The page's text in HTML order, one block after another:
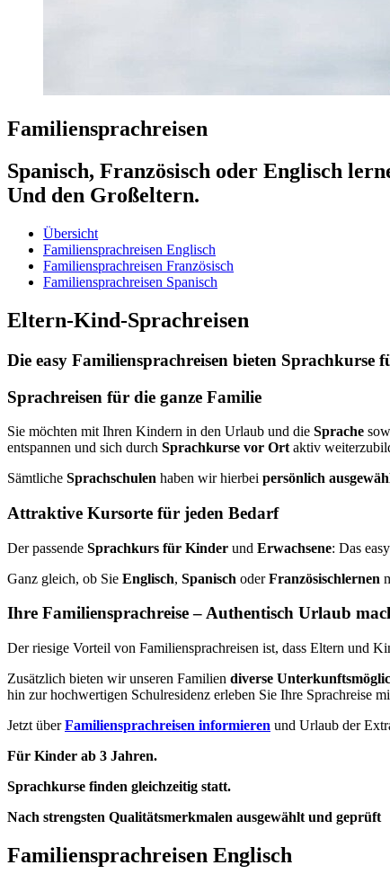
Familiensprachreisen
Spanisch, Französisch oder Englisch
Und den Großeltern.
Übersicht
Familiensprachreisen Englisch
Familiensprachreisen Französisch
Familiensprachreisen Spanisch
Eltern-Kind-Sprachreisen
Die easy Familiensprachreisen bieten
Sprachreisen für die ganze Familie
Sie möchten mit Ihren Kindern in den Urlaub und die Sprache
entspannen und sich durch Sprachkurse vor Ort aktiv
Sämtliche Sprachschulen haben wir hierbei persönlich
Attraktive Kursorte für jeden Bedarf
Der passende Sprachkurs für Kinder und Erwachsene: Das
Ganz gleich, ob Sie Englisch, Spanisch oderFranzösischlernen
Ihre Familiensprachreise – Authentisch Urlaub
Der riesige Vorteil von Familiensprachreisen ist, dass Eltern und
Zusätzlich bieten wir unseren Familien diverse
hin zur hochwertigen Schulresidenz erleben Sie Ihre Sprachreise
Jetzt überFamiliensprachreisen informieren und Urlaub der
Für Kinder ab 3 Jahren.
Sprachkurse finden gleichzeitig statt.
Nach strengsten Qualitätsmerkmalen ausgewählt und geprüft
Familiensprachreisen Englisch